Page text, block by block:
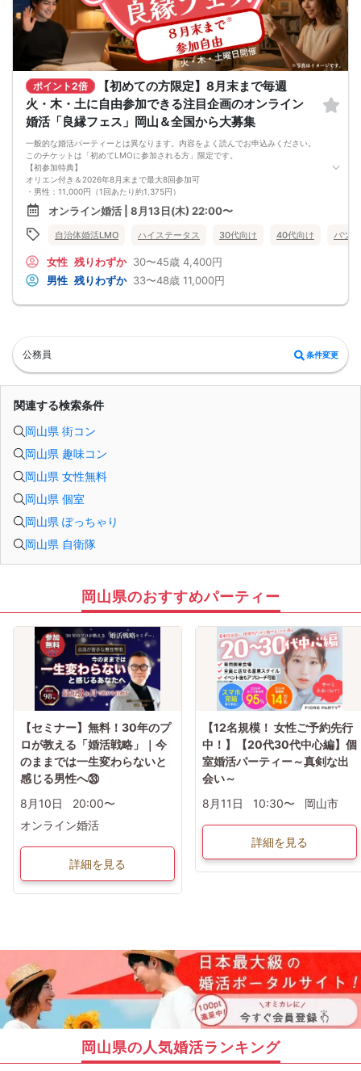
※自治体連携時やリピート参加される場合、参加条件が異なることがあります。
※イベント中の連絡先交換は禁止です（交換はお見合い成立後、運営を通じて行い
ます）。
ポイント2倍
【初めての方限定】8月末まで毎週
火・木・土に自由参加できる注目企画のオンライン
婚活「良縁フェス」岡山＆全国から大募集
一般的な婚活パーティーとは異なります。内容をよく読んでお申込みください。
このチケットは「初めてLMOに参加される方」限定です。
【初参加特典】
オリエン付き＆2026年8月末まで最大8回参加可
・男性：11,000円（1回あたり約1,375円）
・女性：4,400円（1回あたり約550円）
LMO「良縁フェス」は、複数回の交流を通じて人柄や相性をじっくり確かめられ
るオンライン婚活イベントです。
毎回のグループ交流で少しずつ距離を縮めながら、自分らしい関わり方を試して
＜参加できる日程＞
初参加オリエン（必須）：8月13日（木） 22:00〜22:30
交流1回目：同日 22:30〜24:00
同期間に参加した異性の中から1名に申請できます。お相手が了承するとお見合い
が成立し、オンラインで約30分1対1で対話できます。
＜最低遂行人数＞
8月末までに最大8回の交流機会を設け、男女各10名以上の方と出会えるよう募
集・運営します。
＜新規募集対象＞
・男性：33〜48歳かつ士業・公務員・正社員のいずれか
＜おことわり＞
※開催案内（中止連絡含む）は初回開始15分前までにお送りします。
※全国から募集しています。日本国内在住で日本からオンライン参加できる方に限
ります（EEA等を含む海外からの利用不可）。
※新規募集の対象年齢はバランス調整のため変動する場合があります。
※自治体連携時やリピート参加される場合、参加条件が異なることがあります。
※イベント中の連絡先交換は禁止です（交換はお見合い成立後、運営を通じて行い
ます）。
オンライン婚活 | 8月13日(木) 22:00〜
自治体婚活LMO ハイステータス 30代向け 40代向け バツ
女性 残りわずか 30〜45歳 4,400円
男性 残りわずか 33〜48歳 11,000円
公務員 条件変更
関連する検索条件
岡山県 街コン
岡山県 趣味コン
岡山県 女性無料
岡山県 個室
岡山県 ぽっちゃり
岡山県 自衛隊
岡山県のおすすめパーティー
【セミナー】無料！30年のプ
ロが教える「婚活戦略」｜今
のままでは一生変わらないと
感じる男性へ㉝
8月10日
20:00〜
オンライン婚活
詳細を見る
【12名規模！ 女性ご予約先行
中！】【20代30代中心編】個
室婚活パーティー～真剣な出
会い～
8月11日
10:30〜 岡山市
詳細を見る
岡山県の人気婚活ランキング